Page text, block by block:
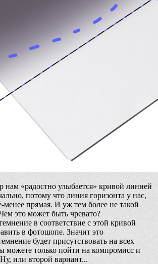
нам «радостно улыбается» кривой линией
потому что линия горизонта у нас,
менее прямая. И уж тем более не такой
это может быть чревато?
в соответствие с этой кривой
в фотошопе. Значит это
будет присутствовать на всех
можете только пойти на компромисс и
или второй вариант...